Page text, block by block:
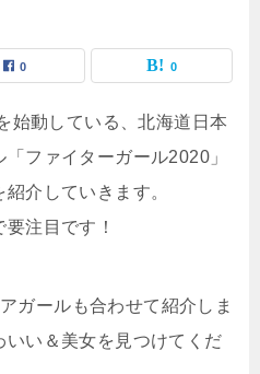
0 0
始動している、北海道日本
ファイターガール2020」
介していきます。
注目です！
ガールも合わせて紹介しま
い＆美女を見つけてくだ